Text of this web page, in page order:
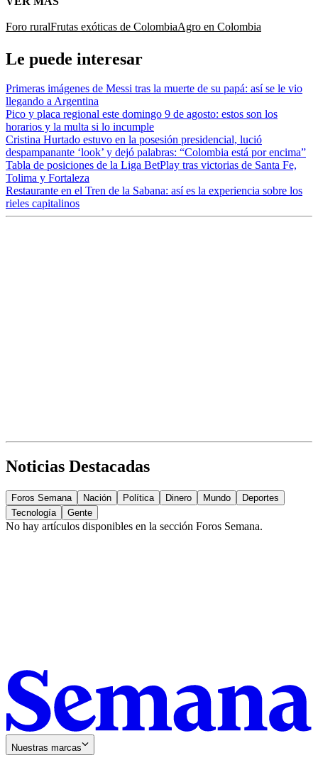
Foro ruralFrutas exóticas de ColombiaAgro en Colombia
Le puede interesar
Primeras imágenes de Messi tras la muerte de su papá: así se le vio
llegando a Argentina
Pico y placa regional este domingo 9 de agosto: estos son los
horarios y la multa si lo incumple
Cristina Hurtado estuvo en la posesión presidencial, lució
despampanante ‘look’ y dejó palabras: “Colombia está por encima”
Tabla de posiciones de la Liga BetPlay tras victorias de Santa Fe,
Tolima y Fortaleza
Restaurante en el Tren de la Sabana: así es la experiencia sobre los
rieles capitalinos
Noticias Destacadas
Foros Semana Nación Política Dinero Mundo
Deportes
Tecnología
Gente
No hay artículos disponibles en la sección Foros Semana.
Nuestras marcas